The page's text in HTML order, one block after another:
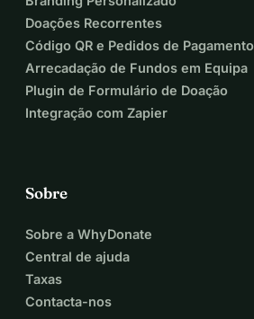
Doações Recorrentes
Código QR e Pedidos de Pagamento
Arrecadação de Fundos em Equipa
Plugin de Formulário de Doação
Integração com Zapier
Sobre
Sobre a WhyDonate
Central de ajuda
Taxas
Contacta-nos